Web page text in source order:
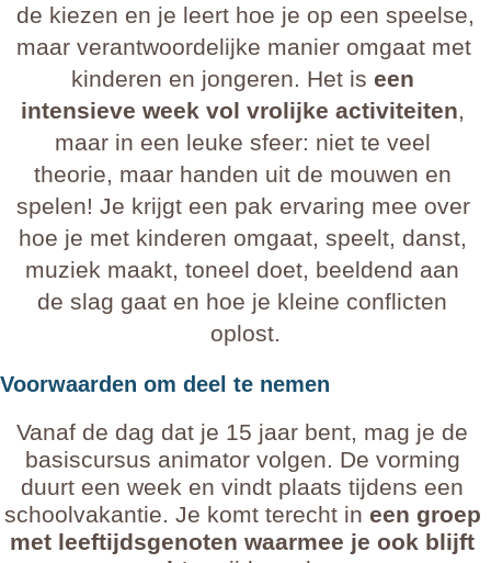
de kiezen en je leert hoe je op een speelse,
maar verantwoordelijke manier omgaat met
kinderen en jongeren. Het is een
intensieve week vol vrolijke activiteiten,
maar in een leuke sfeer: niet te veel
theorie, maar handen uit de mouwen en
spelen! Je krijgt een pak ervaring mee over
hoe je met kinderen omgaat, speelt, danst,
muziek maakt, toneel doet, beeldend aan
de slag gaat en hoe je kleine conflicten
oplost.
Voorwaarden om deel te nemen
Vanaf de dag dat je 15 jaar bent, mag je de
basiscursus animator volgen. De vorming
duurt een week en vindt plaats tijdens een
schoolvakantie. Je komt terecht in een groep
met leeftijdsgenoten waarmee je ook blijft